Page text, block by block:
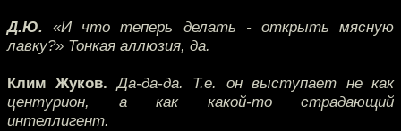
Д.Ю. «И что теперь делать - открыть мясную
лавку?» Тонкая аллюзия, да.
Клим Жуков. Да-да-да. Т.е. он выступает не как
центурион, а как какой-то страдающий
интеллигент.